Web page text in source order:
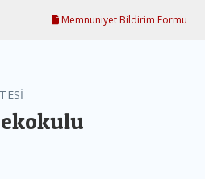
Memnuniyet Bildirim Formu